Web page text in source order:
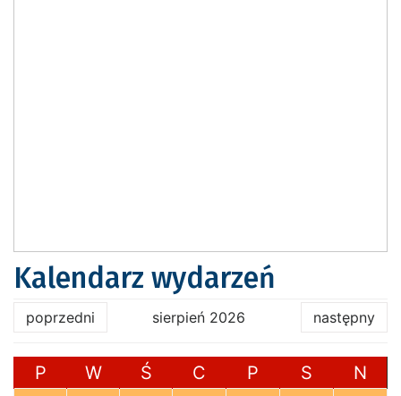
Kalendarz wydarzeń
poprzedni sierpień 2026 następny
P W Ś C P S N